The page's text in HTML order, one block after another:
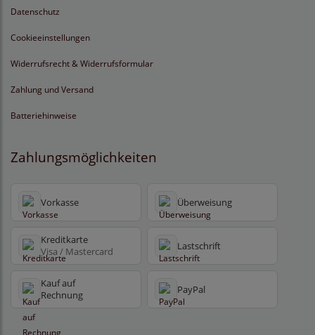
Datenschutz
Cookieeinstellungen
Widerrufsrecht & Widerrufsformular
Zahlung und Versand
Batteriehinweise
Zahlungsmöglichkeiten
Vorkasse Überweisung
Kreditkarte
Visa / Mastercard Lastschrift
Kauf auf
Rechnung
PayPal